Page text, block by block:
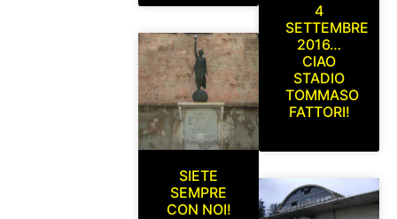
SIETE
SEMPRE
CON NOI!
4
SETTEMBRE
2016…
CIAO
STADIO
TOMMASO
FATTORI!